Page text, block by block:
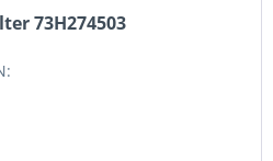
73H274503